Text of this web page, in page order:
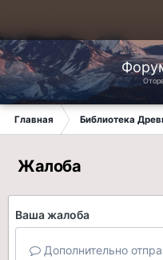
Главная Библиотека
Жалоба
Ваша жалоба
Дополнительно